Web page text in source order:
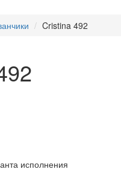
Cristina 492
исполнения